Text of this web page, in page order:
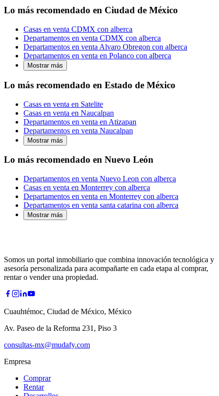
Lo más recomendado en Ciudad de México
Casas en venta CDMX con alberca
Departamentos en venta CDMX con alberca
Departamentos en venta Alvaro Obregon con alberca
Departamentos en venta en Polanco con alberca
Mostrar más
Lo más recomendado en Estado de México
Casas en venta en Satelite
Casas en venta en Naucalpan
Departamentos en venta en Atizapan
Departamentos en venta Naucalpan
Mostrar más
Lo más recomendado en Nuevo León
Departamentos en venta Nuevo Leon con alberca
Casas en venta en Monterrey con alberca
Departamentos en venta en Monterrey con alberca
Departamentos en venta santa catarina con alberca
Mostrar más
Somos un portal inmobiliario que combina innovación tecnológica y
asesoría personalizada para acompañarte en cada etapa al comprar,
rentar o vender una propiedad.
Cuauhtémoc, Ciudad de México, México
Av. Paseo de la Reforma 231, Piso 3
consultas-mx@mudafy.com
Empresa
Comprar
Rentar